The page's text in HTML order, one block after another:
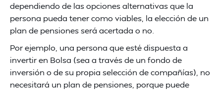
dependiendo de las opciones alternativas que la
persona pueda tener como viables, la elección de un
plan de pensiones será acertada o no.
Por ejemplo, una persona que esté dispuesta a
invertir en Bolsa (sea a través de un fondo de
inversión o de su propia selección de compañías), no
necesitará un plan de pensiones, porque puede